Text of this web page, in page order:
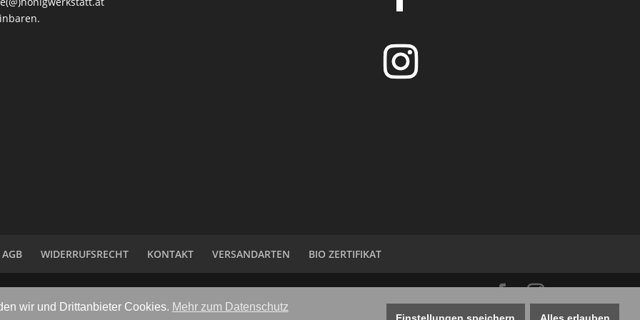
AGB WIDERRUFSRECHT KONTAKT VERSANDARTEN BIO ZERTIFIKAT
wir und Drittanbieter Cookies. Mehr zum Datenschutz
Einstellungen speichern Alles erlauben